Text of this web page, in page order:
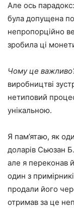
Але ось
була допущена
непропорційно
зробила ці
Чому це
виробництві
нетиповий
унікальною.
Я пам’ятаю, як
доларів Сьюзан
але я переконав
один з
продали його
отримав за це